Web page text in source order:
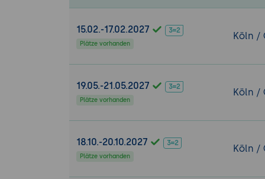
Systemen
der
15.02.-17.02.2027
Plätze vorhanden
Köln /
19.05.-21.05.2027
Plätze vorhanden
Köln /
18.10.-20.10.2027
Plätze vorhanden
Köln /